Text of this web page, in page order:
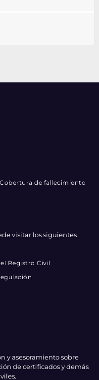
y asesoramiento sobre
de certificados y demás
visitar los siguientes
Registro Civil
de fallecimiento